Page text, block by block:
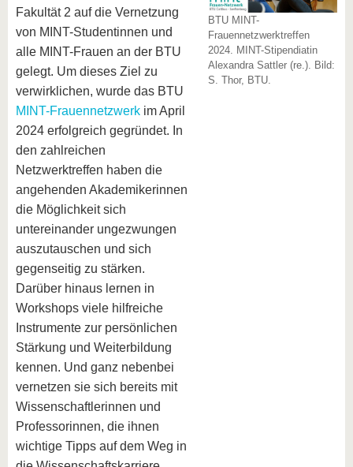
BTU MINT-
Frauennetzwerktreffen
2024. MINT-Stipendiatin
Alexandra Sattler (re.). Bild:
S. Thor, BTU.
Fakultät 2 auf die Vernetzung
von MINT-Studentinnen und
alle MINT-Frauen an der BTU
gelegt. Um dieses Ziel zu
verwirklichen, wurde das BTU
MINT-Frauennetzwerk im April
2024 erfolgreich gegründet. In
den zahlreichen
Netzwerktreffen haben die
angehenden Akademikerinnen
die Möglichkeit sich
untereinander ungezwungen
auszutauschen und sich
gegenseitig zu stärken.
Darüber hinaus lernen in
Workshops viele hilfreiche
Instrumente zur persönlichen
Stärkung und Weiterbildung
kennen. Und ganz nebenbei
vernetzen sie sich bereits mit
Wissenschaftlerinnen und
Professorinnen, die ihnen
wichtige Tipps auf dem Weg in